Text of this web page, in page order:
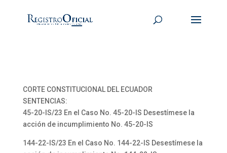
CORTE CONSTITUCIONAL DEL ECUADOR
SENTENCIAS:
45-20-IS/23 En el Caso No. 45-20-IS Desestímese la
acción de incumplimiento No. 45-20-IS
144-22-IS/23 En el Caso No. 144-22-IS Desestímese la